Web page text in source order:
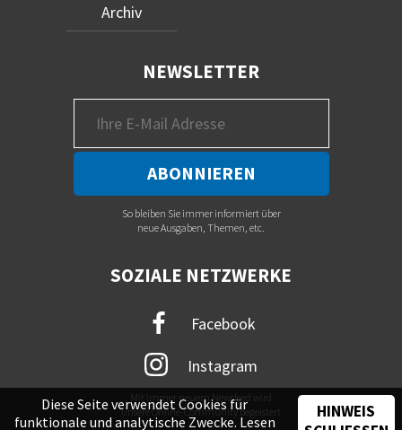
Archiv
NEWSLETTER
So bleiben Sie immer informiert über
neue Ausgaben, Themen, etc.
SOZIALE NETZWERKE
Facebook
Instagram
Mit immer neuem Newsfeed wird
unsere Online-Community begeistert
Diese Seite verwendet Cookies für
funktionale und analytische Zwecke. Lesen
HINWEIS